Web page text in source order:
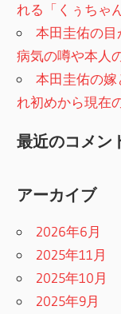
れる「くぅちゃ
本田圭佑の目
病気の噂や本人
本田圭佑の
れ初めから現在
最近のコメン
アーカイブ
2026年6月
2025年11月
2025年10月
2025年9月